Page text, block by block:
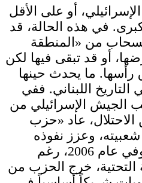
أو على الأقل
في هذه الحالة، قد
من «المنطقة
أو قد تبقى فيها لكن
ما يحدث حينها
اللبناني. ففي
انسحب الجيش الإسرائيلي من
عاماً من الاحتلال، عاد «حزب
وعزز نفوذه
السياسي والعسكري. وفي عام 2006، رغم
التحتية، خرج الحزب من